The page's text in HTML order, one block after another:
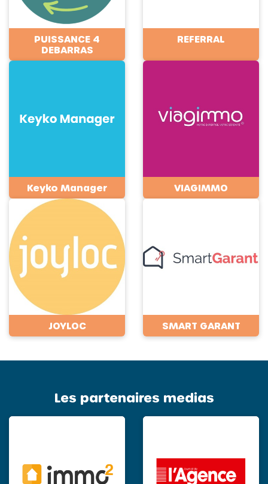
PUISSANCE 4
DEBARRAS
REFERRAL
Keyko Manager VIAGIMMO
JOYLOC SMART GARANT
Les partenaires medias